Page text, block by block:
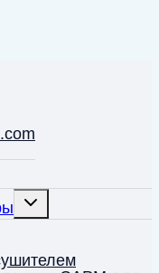
Переключить
дочернее
меню